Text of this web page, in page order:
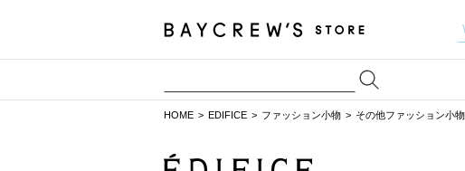
HOME EDIFICE ファッション小物 その他ファッション小物